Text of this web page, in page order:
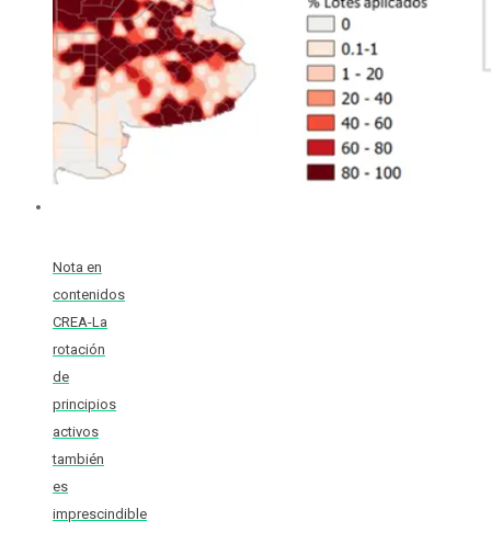
Nota en
contenidos
CREA-La
rotación
de
principios
activos
también
es
imprescindible